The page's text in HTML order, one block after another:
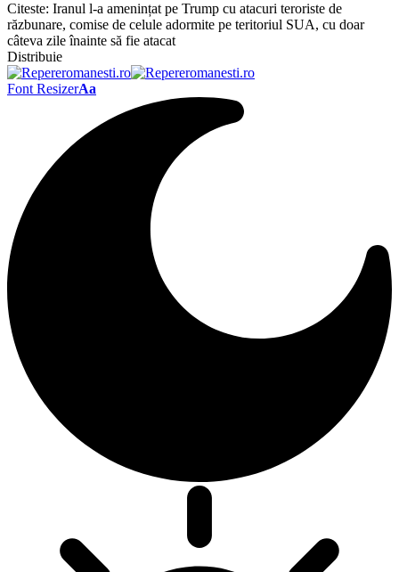
Citeste: Iranul l-a amenințat pe Trump cu atacuri teroriste de
răzbunare, comise de celule adormite pe teritoriul SUA, cu doar
câteva zile înainte să fie atacat
Distribuie
Font ResizerAa